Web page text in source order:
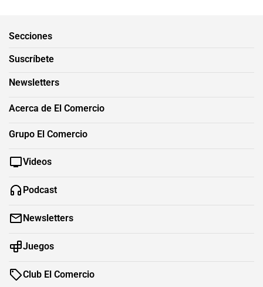
Secciones
Suscríbete
Newsletters
Acerca de El Comercio
Grupo El Comercio
Videos
Podcast
Newsletters
Juegos
Club El Comercio